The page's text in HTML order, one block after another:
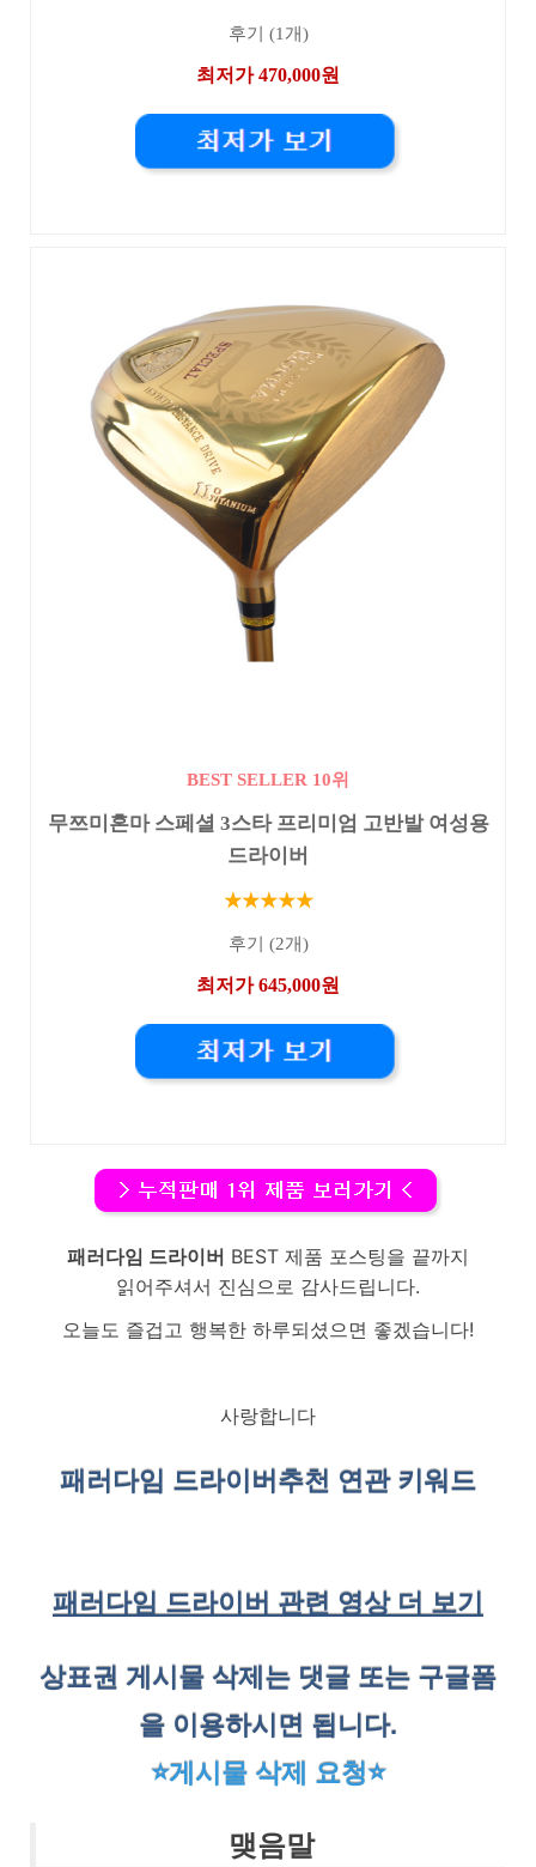
후기 (1개)
최저가 470,000원
BEST SELLER 10위
무쯔미혼마 스페셜 3스타 프리미엄 고반발 여성용
드라이버
★★★★★
후기 (2개)
최저가 645,000원
패러다임 드라이버 BEST 제품 포스팅을 끝까지
읽어주셔서 진심으로 감사드립니다.
오늘도 즐겁고 행복한 하루되셨으면 좋겠습니다!
사랑합니다
패러다임 드라이버 추천 연관 키워드
패러다임 드라이버 관련 영상 더 보기
상표권 게시물 삭제는 댓글 또는 구글폼
을 이용하시면 됩니다.
⭐게시물 삭제 요청⭐
맺음말